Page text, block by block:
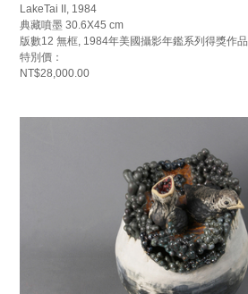
LakeTai II, 1984
典藏噴墨 30.6X45 cm
版數12 無框, 1984年美國攝影年鑑系列得獎作
特別價：
NT$28,000.00